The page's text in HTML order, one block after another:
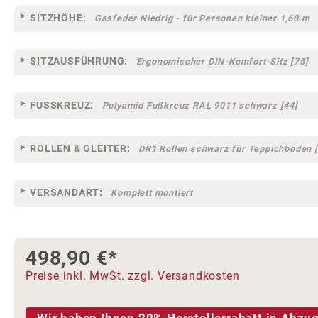
SITZHÖHE: Gasfeder Niedrig - für Personen kleiner 1,60 m
SITZAUSFÜHRUNG: Ergonomischer DIN-Komfort-Sitz [75]
FUSSKREUZ: Polyamid Fußkreuz RAL 9011 schwarz [44]
ROLLEN & GLEITER: DR1 Rollen schwarz für Teppichböden
VERSANDART: Komplett montiert
498,90 €*
Preise inkl. MwSt. zzgl. Versandkosten